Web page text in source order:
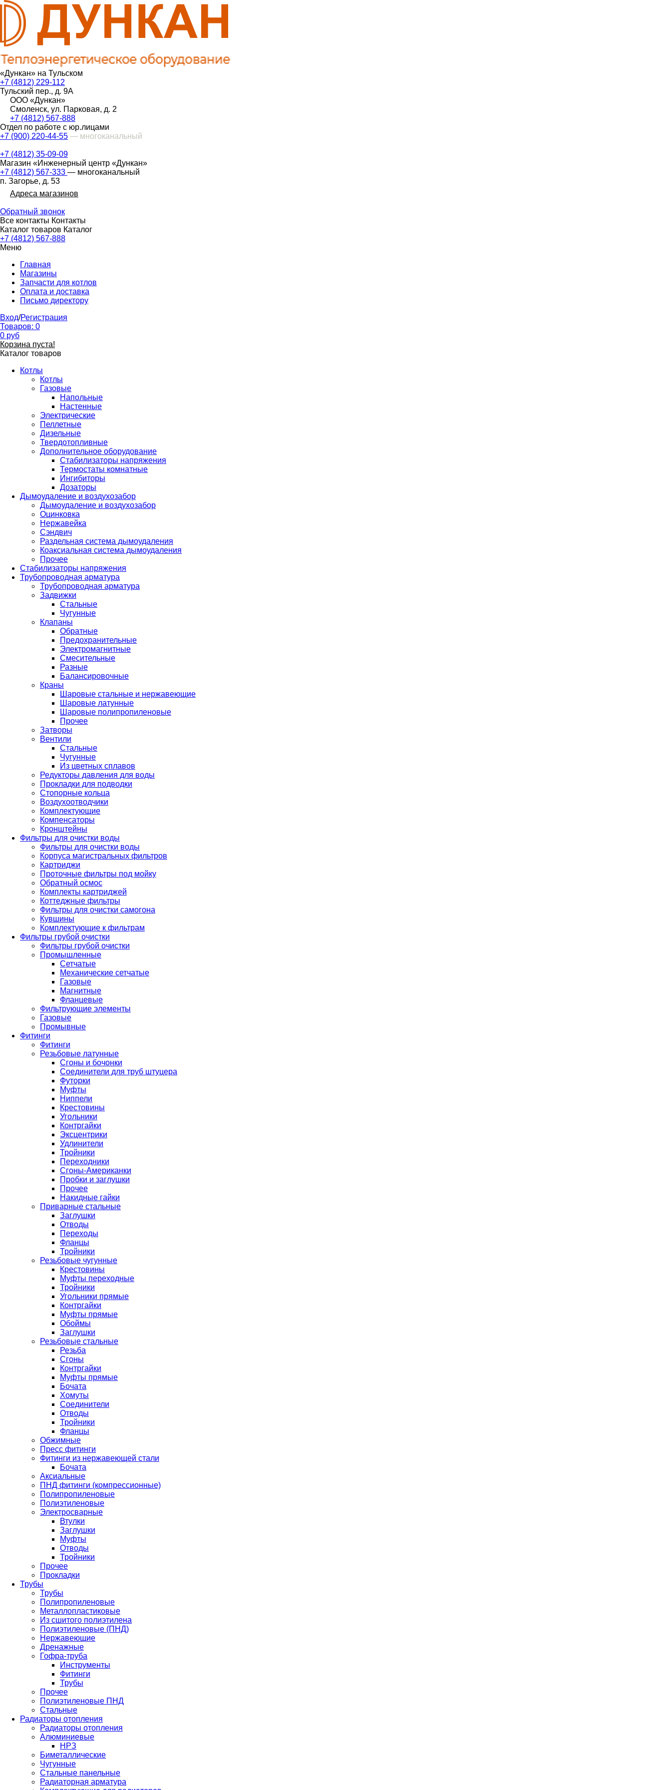
«Дункан» на Тульском
+7 (4812) 229-112
Тульский пер., д. 9А
ООО «Дункан»
Смоленск, ул. Парковая, д. 2
+7 (4812) 567-888
Отдел по работе с юр.лицами
+7 (900) 220-44-55 — многоканальный
+7 (4812) 35-09-09
Магазин «Инженерный центр «Дункан»
+7 (4812) 567-333 — многоканальный
п. Загорье, д. 53
Адреса магазинов
Обратный звонок
Все контакты Контакты
Каталог товаров Каталог
+7 (4812) 567-888
Меню
Главная
Магазины
Запчасти для котлов
Оплата и доставка
Письмо директору
Вход/Регистрация
Товаров: 0
0 руб
Корзина пуста!
Каталог товаров
Котлы
Котлы
Газовые
Напольные
Настенные
Электрические
Пеллетные
Дизельные
Твердотопливные
Дополнительное оборудование
Стабилизаторы напряжения
Термостаты комнатные
Ингибиторы
Дозаторы
Дымоудаление и воздухозабор
Дымоудаление и воздухозабор
Оцинковка
Нержавейка
Сэндвич
Раздельная система дымоудаления
Коаксиальная система дымоудаления
Прочее
Стабилизаторы напряжения
Трубопроводная арматура
Трубопроводная арматура
Задвижки
Стальные
Чугунные
Клапаны
Обратные
Предохранительные
Электромагнитные
Смесительные
Разные
Балансировочные
Краны
Шаровые стальные и нержавеющие
Шаровые латунные
Шаровые полипропиленовые
Прочее
Затворы
Вентили
Стальные
Чугунные
Из цветных сплавов
Редукторы давления для воды
Прокладки для подводки
Стопорные кольца
Воздухоотводчики
Комплектующие
Компенсаторы
Кронштейны
Фильтры для очистки воды
Фильтры для очистки воды
Корпуса магистральных фильтров
Картриджи
Проточные фильтры под мойку
Обратный осмос
Комплекты картриджей
Коттеджные фильтры
Фильтры для очистки самогона
Кувшины
Комплектующие к фильтрам
Фильтры грубой очистки
Фильтры грубой очистки
Промышленные
Сетчатые
Механические сетчатые
Газовые
Магнитные
Фланцевые
Фильтрующие элементы
Газовые
Промывные
Фитинги
Фитинги
Резьбовые латунные
Сгоны и бочонки
Соединители для труб штуцера
Футорки
Муфты
Ниппели
Крестовины
Угольники
Контргайки
Эксцентрики
Удлинители
Тройники
Переходники
Сгоны-Американки
Пробки и заглушки
Прочее
Накидные гайки
Приварные стальные
Заглушки
Отводы
Переходы
Фланцы
Тройники
Резьбовые чугунные
Крестовины
Муфты переходные
Тройники
Угольники прямые
Контргайки
Муфты прямые
Обоймы
Заглушки
Резьбовые стальные
Резьба
Сгоны
Контргайки
Муфты прямые
Бочата
Хомуты
Соединители
Отводы
Тройники
Фланцы
Обжимные
Пресс фитинги
Фитинги из нержавеющей стали
Бочата
Аксиальные
ПНД фитинги (компрессионные)
Полипропиленовые
Полиэтиленовые
Электросварные
Втулки
Заглушки
Муфты
Отводы
Тройники
Прочее
Прокладки
Трубы
Трубы
Полипропиленовые
Металлопластиковые
Из сшитого полиэтилена
Полиэтиленовые (ПНД)
Нержавеющие
Дренажные
Гофра-труба
Инструменты
Фитинги
Трубы
Прочее
Полиэтиленовые ПНД
Стальные
Радиаторы отопления
Радиаторы отопления
Алюминиевые
НРЗ
Биметаллические
Чугунные
Стальные панельные
Радиаторная арматура